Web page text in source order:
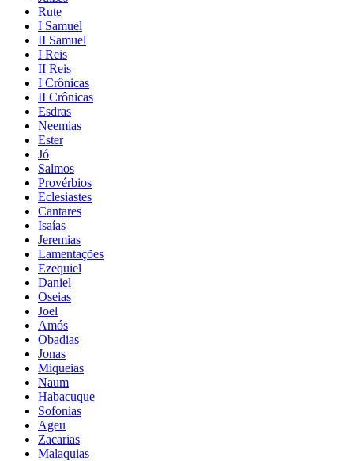
Rute
I Samuel
II Samuel
I Reis
II Reis
I Crônicas
II Crônicas
Esdras
Neemias
Ester
Jó
Salmos
Provérbios
Eclesiastes
Cantares
Isaías
Jeremias
Lamentações
Ezequiel
Daniel
Oseias
Joel
Amós
Obadias
Jonas
Miqueias
Naum
Habacuque
Sofonias
Ageu
Zacarias
Malaquias